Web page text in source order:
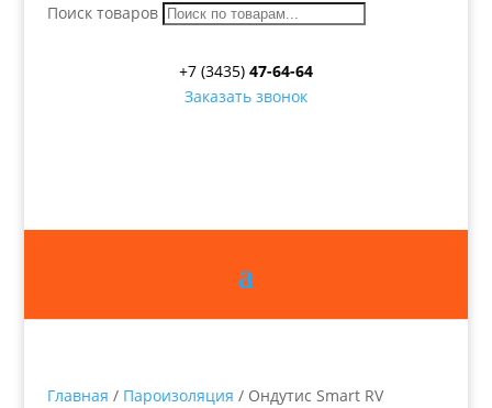
Поиск товаров
+7 (3435) 47-64-64
Заказать звонок
Главная / Пароизоляция / Ондутис Smart RV